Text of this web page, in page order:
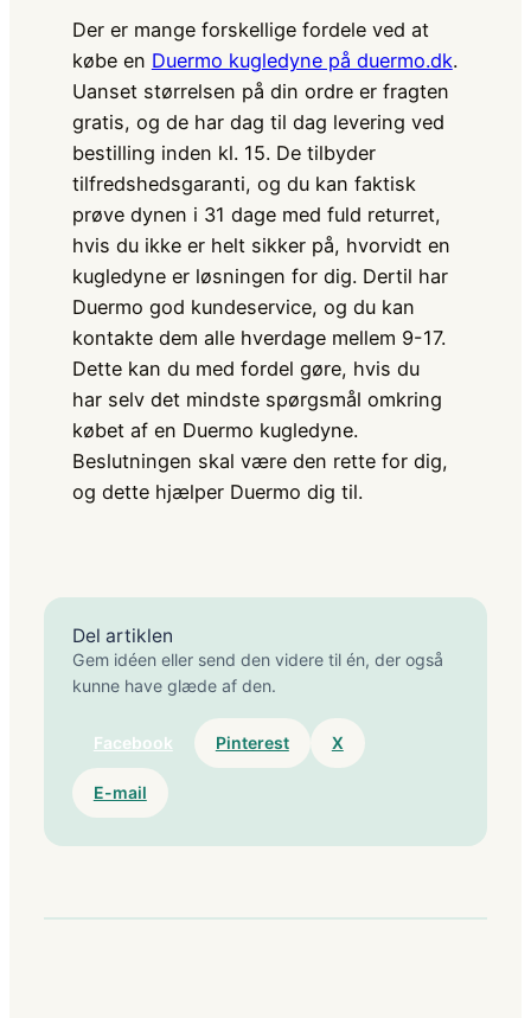
Der er mange forskellige fordele ved at
købe en Duermo kugledyne på duermo.dk.
Uanset størrelsen på din ordre er fragten
gratis, og de har dag til dag levering ved
bestilling inden kl. 15. De tilbyder
tilfredshedsgaranti, og du kan faktisk
prøve dynen i 31 dage med fuld returret,
hvis du ikke er helt sikker på, hvorvidt en
kugledyne er løsningen for dig. Dertil har
Duermo god kundeservice, og du kan
kontakte dem alle hverdage mellem 9-17.
Dette kan du med fordel gøre, hvis du
har selv det mindste spørgsmål omkring
købet af en Duermo kugledyne.
Beslutningen skal være den rette for dig,
og dette hjælper Duermo dig til.
Del artiklen
Gem idéen eller send den videre til én, der også
kunne have glæde af den.
Facebook Pinterest X
E-mail